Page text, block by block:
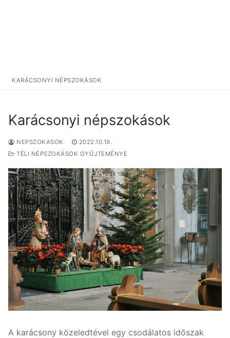
KARÁCSONYI NÉPSZOKÁSOK
Karácsonyi népszokások
NEPSZOKASOK
2022.10.19.
TÉLI NÉPSZOKÁSOK GYŰJTEMÉNYE
A karácsony közeledtével egy csodálatos időszak